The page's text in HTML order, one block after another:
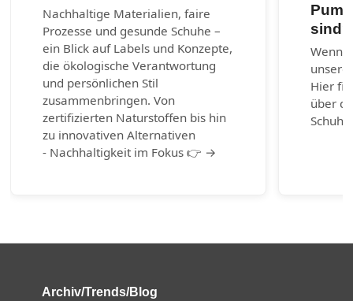
Nachhaltige Materialien, faire
Prozesse und gesunde Schuhe –
ein Blick auf Labels und Konzepte,
die ökologische Verantwortung
und persönlichen Stil
zusammenbringen. Von
zertifizierten Naturstoffen bis hin
zu innovativen Alternativen
- Nachhaltigkeit im Fokus 👉 →
sind?
Wenn
Hier
über
Archiv/Trends/Blog